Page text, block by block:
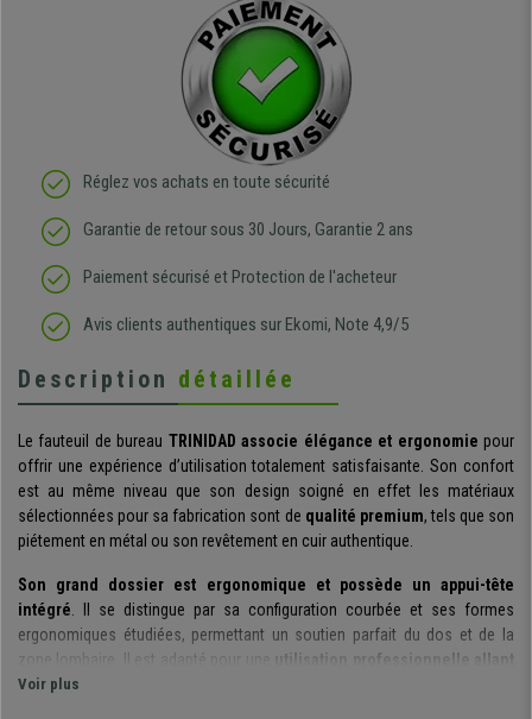
Réglez vos achats en toute sécurité
Garantie de retour sous 30 Jours, Garantie 2 ans
Paiement sécurisé et Protection de l'acheteur
Avis clients authentiques sur Ekomi, Note 4,9/5
Description détaillée
Le fauteuil de bureau TRINIDAD associe élégance et ergonomie pour
offrir une expérience d’utilisation totalement satisfaisante. Son confort
est au même niveau que son design soigné en effet les matériaux
sélectionnées pour sa fabrication sont de qualité premium, tels que son
piétement en métal ou son revêtement en cuir authentique.
Son grand dossier est ergonomique et possède un appui-tête
intégré. Il se distingue par sa configuration courbée et ses formes
ergonomiques étudiées, permettant un soutien parfait du dos et de la
zone lombaire. Il est adapté pour une
utilisation professionnelle allant
jusqu’à 8 heures par jour
Voir plus